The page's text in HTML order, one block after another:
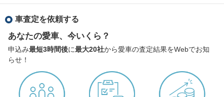
車査定を依頼する
あなたの愛車、今いくら？
申込み最短3時間後に最大20社から愛車の査定結果をWebでお知
らせ！